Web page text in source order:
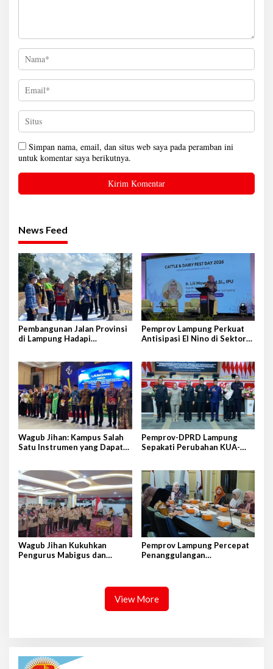
Simpan nama, email, dan situs web saya pada peramban ini
untuk komentar saya berikutnya.
News Feed
Pembangunan Jalan Provinsi
di Lampung Hadapi
Pemprov Lampung Perkuat
Antisipasi El Nino di Sektor
Wagub Jihan: Kampus Salah
Satu Instrumen yang Dapat
Pemprov-DPRD Lampung
Sepakati Perubahan KUA-
Wagub Jihan Kukuhkan
Pengurus Mabigus dan
Pemprov Lampung Percepat
Penanggulangan
View More